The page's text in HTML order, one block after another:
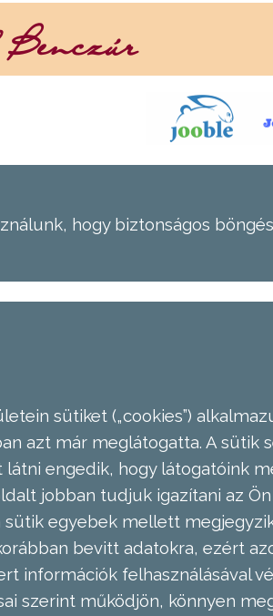
hogy biztonságos
sütiket („cookies”)
azt már meglátogatta. A
engedik, hogy látogatóink
jobban tudjuk igazítani az
sütik egyebek mellett
bevitt adatokra, ezért
információk felhasználásával
szerint működjön, könnyen